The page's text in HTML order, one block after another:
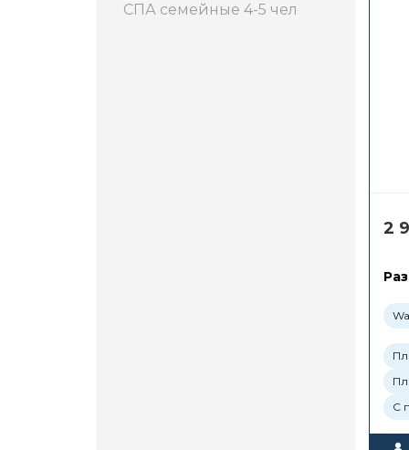
СПА семейные 4-5 чел
2
С